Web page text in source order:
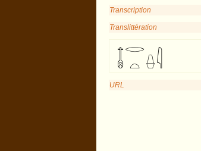
Transcription
Translittération
URL